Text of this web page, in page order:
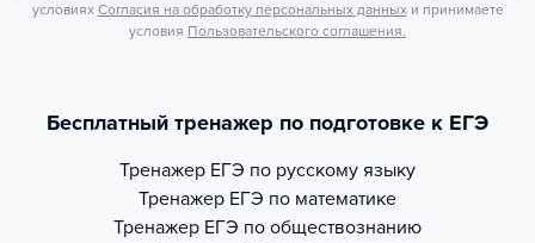
условиях Согласия на обработку персональных данных и принимаете
условия Пользовательского соглашения.
Бесплатный тренажер по подготовке к ЕГЭ
Тренажер ЕГЭ по русскому языку
Тренажер ЕГЭ по математике
Тренажер ЕГЭ по обществознанию